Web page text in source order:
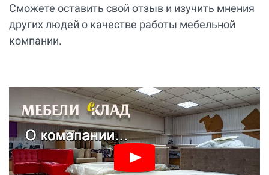
Сможете оставить свой отзыв и изучить мнения
других людей о качестве работы мебельной
компании.